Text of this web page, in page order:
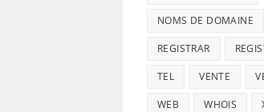
NOMS DE DOMAINE
REGISTRAR
TEL VENTE
WEB WHOIS